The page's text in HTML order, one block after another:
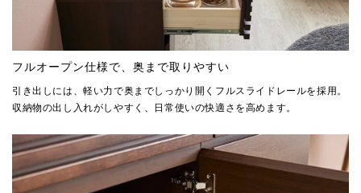
フルオープン仕様で、奥まで取りやすい
引き出しには、軽い力で奥までしっかり開くフルスライドレールを採用。
収納物の出し入れがしやすく、日常使いの快適さを高めます。